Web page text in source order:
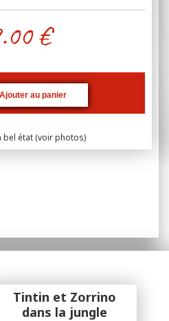
€
bel état (voir photos)
Tintin et Zorrino
dans la jungle